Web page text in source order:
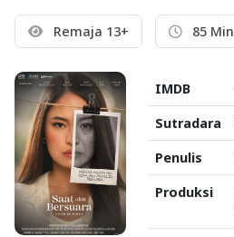
Remaja 13+ 85 Min
IMDB
Sutradara
Penulis
Produksi